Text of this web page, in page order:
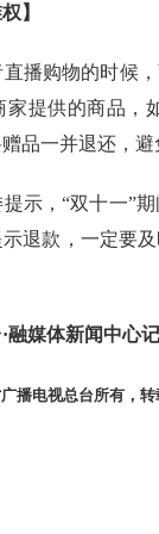
】
购物的时候，
家提供的商品，
品一并退还，避
，“双十一”期
退款，一定要
媒体新闻中心记
广播电视总台所有，